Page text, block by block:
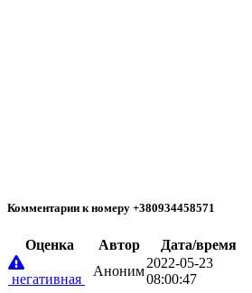
Комментарии к номеру +380934458571
Oценка Автор Дата/время
негативная
Аноним
2022-05-23
08:00:47